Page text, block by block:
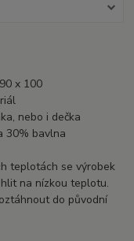
x 100
nebo i dečka
30% bavlna
teplotách se výrobek
na nízkou teplotu.
do původní